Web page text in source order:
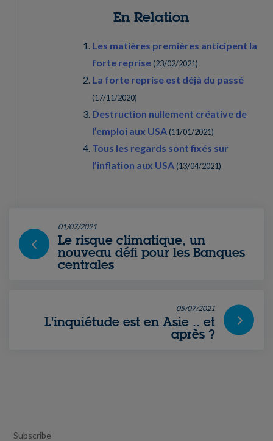
En Relation
Les matières premières anticipent la
forte reprise (23/02/2021)
La forte reprise est déjà du passé
(17/11/2020)
Destruction nullement créative de
l’emploi aux USA (11/01/2021)
Tous les regards sont fixés sur
l’inflation aux USA (13/04/2021)
01/07/2021
Le risque climatique, un
nouveau défi pour les Banques
centrales
05/07/2021
L'inquiétude est en Asie .. et
après ?
Subscribe